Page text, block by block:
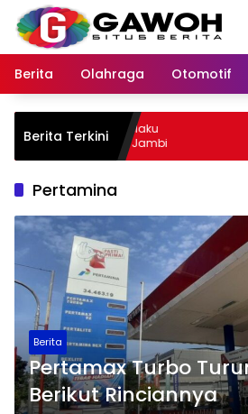
Langsung
konten
Berita
Olahraga Otomotif
Berita Terkini
Kota Tangkap Pelaku
Sempat Kabur ke Jambi
Pertamina
Berita
Pertamax Turbo
Berikut Rinciannya